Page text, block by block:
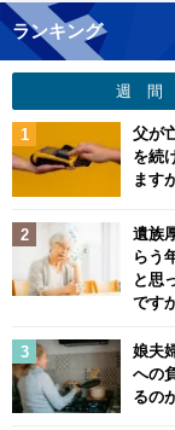
ランキング
週 間
父が
を続
ます
遺族
らう
と思
です
娘夫
への
るの